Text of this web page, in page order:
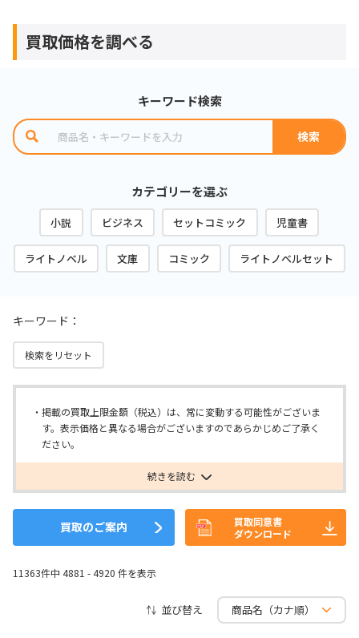
買取価格を調べる
キーワード検索
カテゴリーを選ぶ
小説 ビジネス セットコミック 児童書
ライトノベル 文庫 コミック ライトノベルセット
キーワード：
検索をリセット
掲載の買取上限金額（税込）は、常に変動する可能性がございま
す。表示価格と異なる場合がございますのであらかじめご了承く
ださい。
続きを読む
買取のご案内
買取同意書
ダウンロード
11363件中 4881 - 4920 件を表示
並び替え